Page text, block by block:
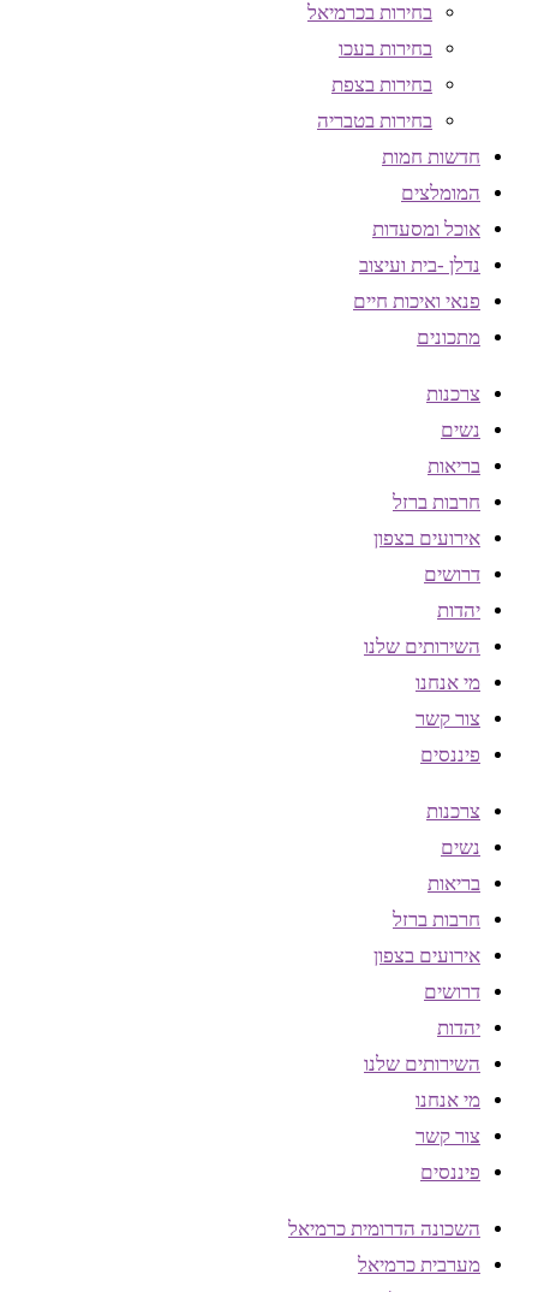
בחירות בכרמיאל
בחירות בעכו
בחירות בצפת
בחירות בטבריה
חדשות חמות
המומלצים
אוכל ומסעדות
נדלן -בית ועיצוב
פנאי ואיכות חיים
מתכונים
צרכנות
נשים
בריאות
חרבות ברזל
אירועים בצפון
דרושים
יהדות
השירותים שלנו
מי אנחנו
צור קשר
פיננסים
צרכנות
נשים
בריאות
חרבות ברזל
אירועים בצפון
דרושים
יהדות
השירותים שלנו
מי אנחנו
צור קשר
פיננסים
השכונה הדרומית כרמיאל
מערבית כרמיאל